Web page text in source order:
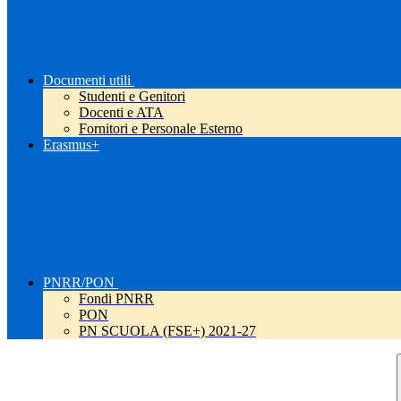
Documenti utili
Studenti e Genitori
Docenti e ATA
Fornitori e Personale Esterno
Erasmus+
PNRR/PON
Fondi PNRR
PON
PN SCUOLA (FSE+) 2021-27